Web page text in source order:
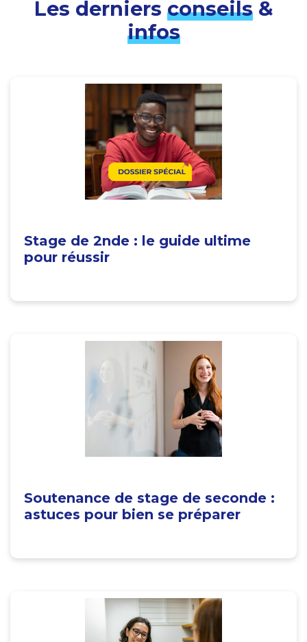
Les derniers conseils&
infos
Stage de 2nde : le guide ultime
pour réussir
Soutenance de stage de seconde :
astuces pour bien se préparer